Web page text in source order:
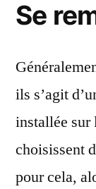
Se
ils s’agit
installée sur
choisissent
pour cela,